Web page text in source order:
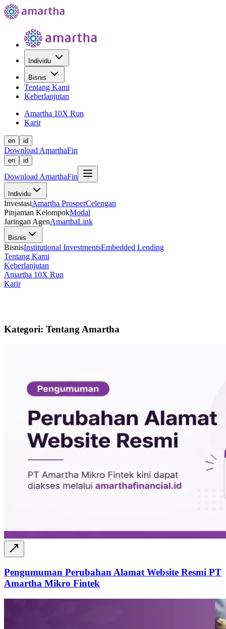
Individu
Bisnis
Tentang Kami
Keberlanjutan
Amartha 10X Run
Karir
en id
Download AmarthaFin
en id
Download AmarthaFin
Individu
InvestasiAmartha ProsperCelengan
Pinjaman KelompokModal
Jaringan AgenAmarthaLink
Bisnis
BisnisInstitutional InvestmentsEmbedded Lending
Tentang Kami
Keberlanjutan
Amartha 10X Run
Karir
Kategori: Tentang Amartha
Pengumuman Perubahan Alamat Website Resmi PT
Amartha Mikro Fintek